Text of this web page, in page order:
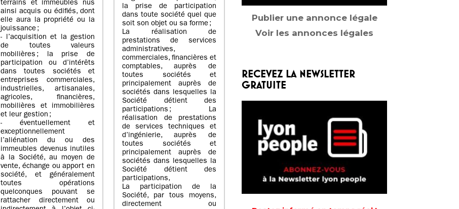
terrains et immeubles nus
ainsi acquis ou édifiés, dont
elle aura la propriété ou la
jouissance ;
- l’acquisition et la gestion
de toutes valeurs
mobilières ; la prise de
participation ou d’intérêts
dans toutes sociétés et
entreprises commerciales,
industrielles, artisanales,
agricoles, financières,
mobilières et immobilières
et leur gestion ;
- éventuellement et
exceptionnellement
l’aliénation du ou des
immeubles devenus inutiles
à la Société, au moyen de
vente, échange ou apport en
société, et généralement
toutes opérations
quelconques pouvant se
rattacher directement ou
la prise de participation
dans toute société quel que
soit son objet ou sa forme ;
La réalisation de
prestations de services
administratives,
commerciales, financières et
comptables, auprès de
toutes sociétés et
principalement auprès de
sociétés dans lesquelles la
Société détient des
participations ; La
réalisation de prestations
de services techniques et
d’ingénierie, auprès de
toutes sociétés et
principalement auprès de
sociétés dans lesquelles la
Société détient des
participations,
La participation de la
Société, par tous moyens,
directement ou
Publier une annonce légale
Voir les annonces légales
RECEVEZ LA NEWSLETTER
GRATUITE